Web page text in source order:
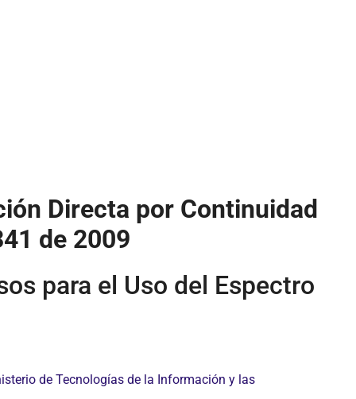
Directa por Continuidad
de 2009
para el Uso del Espectro
de Tecnologías de la Información y las